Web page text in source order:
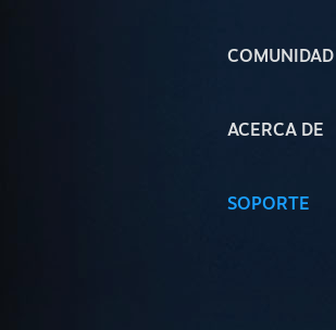
COMUNIDAD
ACERCA DE
SOPORTE